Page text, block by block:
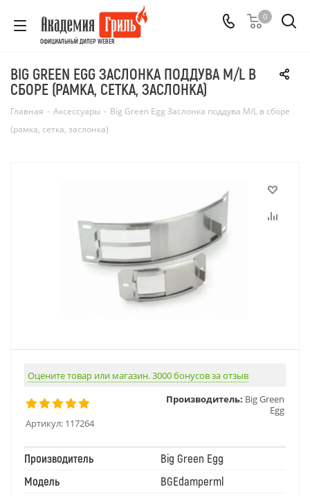
ОФИЦИАЛЬНЫЙ ДИЛЕР WEBER
0
BIG GREEN EGG ЗАСЛОНКА ПОДДУВА M/L В
СБОРЕ (РАМКА, СЕТКА, ЗАСЛОНКА)
Главная - Аксессуары - Big Green Egg Заслонка поддува M/L в сборе
(рамка, сетка, заслонка)
Оцените товар или магазин. 3000 бонусов за отзыв
Артикул: 117264
Производитель: Big Green
Egg
Производитель
Big Green Egg
Модель
BGEdamperml